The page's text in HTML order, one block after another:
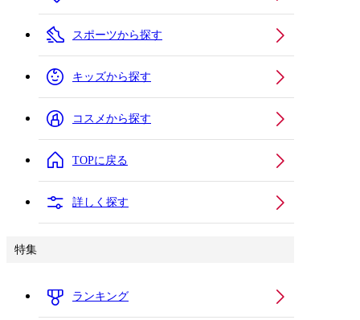
スポーツから探す
キッズから探す
コスメから探す
TOPに戻る
詳しく探す
特集
ランキング